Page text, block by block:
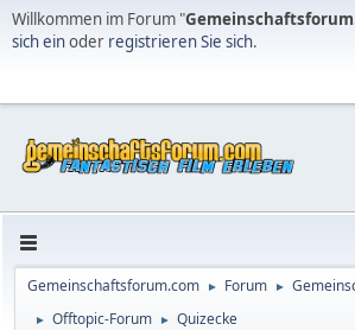
Willkommen im Forum "
sich einoder registrieren Sie sich.
Gemeinschaftsforum.com ► Forum ►
► Offtopic-Forum ► Quizecke